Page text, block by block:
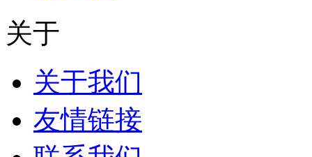
关于
关于我们
友情链接